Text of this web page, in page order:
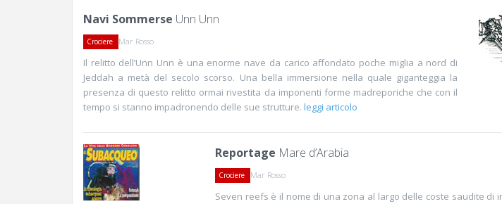
Navi Sommerse Unn Unn
Crociere Mar Rosso
Il relitto dell’Unn Unn è una enorme nave da carico affondato poche miglia a nord di
Jeddah a metà del secolo scorso. Una bella immersione nella quale giganteggia la
presenza di questo relitto ormai rivestita da imponenti forme madreporiche che con il
tempo si stanno impadronendo delle sue strutture. leggi articolo
Reportage Mare d’Arabia
Crociere Mar Rosso
Seven reefs è il nome di una zona al largo delle coste saudite di